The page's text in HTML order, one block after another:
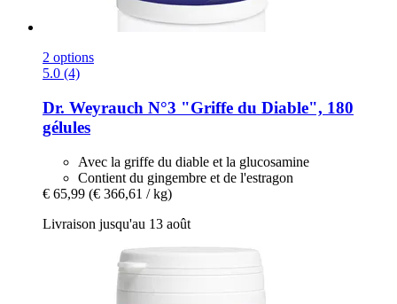
2 options
5.0 (4)
Dr. Weyrauch N°3 "Griffe du Diable", 180
gélules
Avec la griffe du diable et la glucosamine
Contient du gingembre et de l'estragon
€ 65,99 (€ 366,61 / kg)
Livraison jusqu'au 13 août